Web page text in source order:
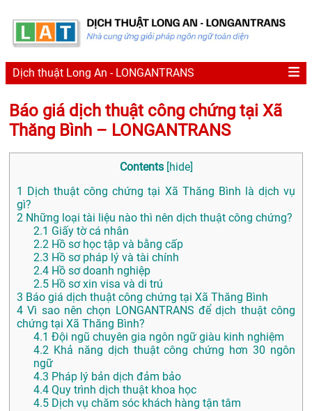
Dịch thuật Long An - LONGANTRANS
Báo giá dịch thuật công chứng tại Xã
Thăng Bình – LONGANTRANS
Contents [hide]
1
Dịch thuật công chứng tại Xã Thăng Bình là dịch vụ
gì?
2 Những loại tài liệu nào thì nên dịch thuật công chứng?
2.1 Giấy tờ cá nhân
2.2 Hồ sơ học tập và bằng cấp
2.3 Hồ sơ pháp lý và tài chính
2.4 Hồ sơ doanh nghiệp
2.5 Hồ sơ xin visa và di trú
3 Báo giá dịch thuật công chứng tại Xã Thăng Bình
4 Vì sao nên chọn LONGANTRANS để dịch thuật công
chứng tại Xã Thăng Bình?
4.1 Đội ngũ chuyên gia ngôn ngữ giàu kinh nghiệm
4.2 Khả năng dịch thuật công chứng hơn 30 ngôn
ngữ
4.3 Pháp lý bản dịch đảm bảo
4.4 Quy trình dịch thuật khoa học
4.5 Dịch vụ chăm sóc khách hàng tận tâm